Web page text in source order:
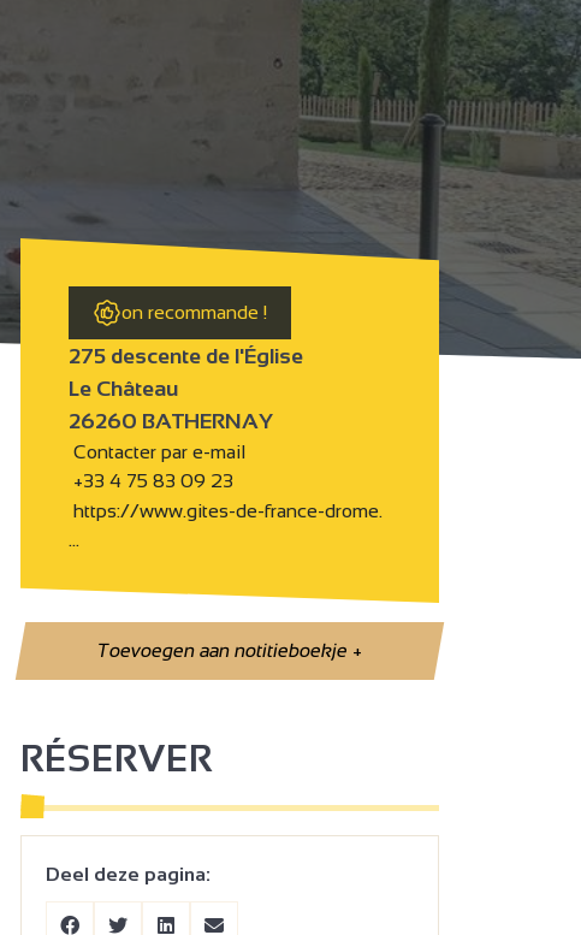
on recommande !
275 descente de l'Église
Le Château
26260 BATHERNAY
Contacter par e-mail
+33 4 75 83 09 23
https://www.gites-de-france-drome.
…
Toevoegen aan notitieboekje+
RÉSERVER
Deel deze pagina: